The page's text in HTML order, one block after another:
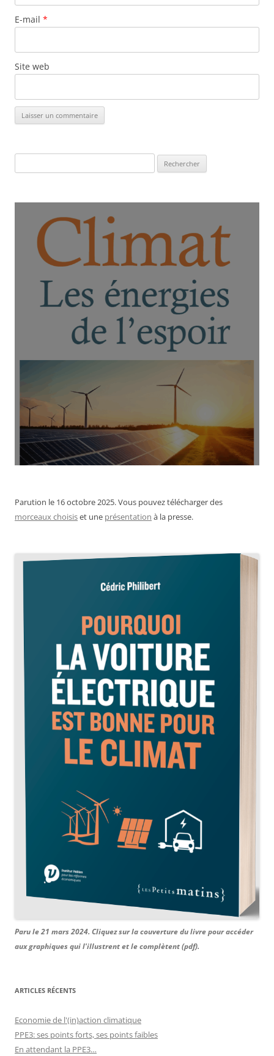
E-mail *
Site web
Parution le 16 octobre 2025. Vous pouvez télécharger des
morceaux choisiset une présentation à la presse.
Paru le 21 mars 2024. Cliquez sur la couverture du livre pour accéder
aux graphiques qui l'illustrent et le complètent (pdf).
ARTICLES RÉCENTS
Economie de l'(in)action climatique
PPE3: ses points forts, ses points faibles
En attendant la PPE3…